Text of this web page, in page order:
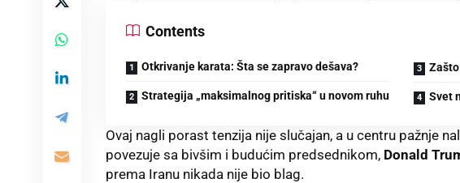
Contents
Otkrivanje karata: Šta se zapravo dešava?
Strategija „maksimalnog pritiska“ u novom ruhu Svet
Ovaj nagli porast tenzija nije slučajan, a u centru pažnje
povezuje sa bivšim i budućim predsednikom, Donald
prema Iranu nikada nije bio blag.